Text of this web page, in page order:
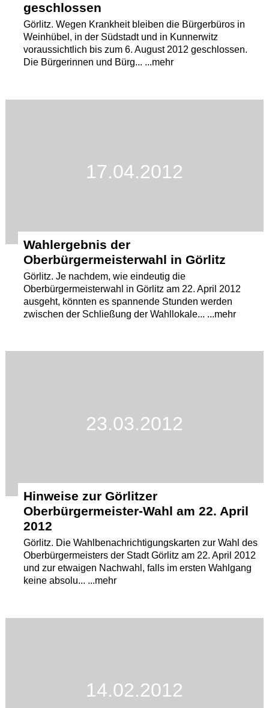
geschlossen
Görlitz. Wegen Krankheit bleiben die Bürgerbüros in
Weinhübel, in der Südstadt und in Kunnerwitz
voraussichtlich bis zum 6. August 2012 geschlossen.
Die Bürgerinnen und Bürg... ...mehr
17.04.2012
Wahlergebnis der
Oberbürgermeisterwahl in Görlitz
Görlitz. Je nachdem, wie eindeutig die
Oberbürgermeisterwahl in Görlitz am 22. April 2012
ausgeht, könnten es spannende Stunden werden
zwischen der Schließung der Wahllokale... ...mehr
23.03.2012
Hinweise zur Görlitzer
Oberbürgermeister-Wahl am 22. April
2012
Görlitz. Die Wahlbenachrichtigungskarten zur Wahl des
Oberbürgermeisters der Stadt Görlitz am 22. April 2012
und zur etwaigen Nachwahl, falls im ersten Wahlgang
keine absolu... ...mehr
14.02.2012